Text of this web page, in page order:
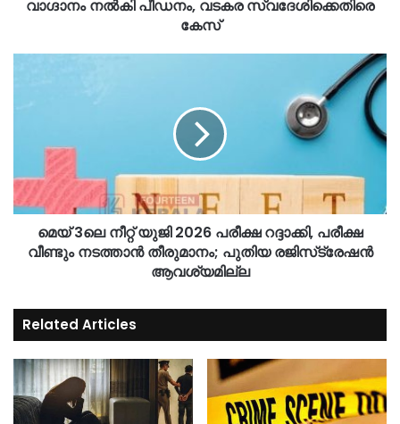
വാഗ്ദാനം നൽകി പീഡനം, വടകര സ്വദേശിക്കെതിരെ
കേസ്
മെയ് 3ലെ നീറ്റ് യുജി 2026 പരീക്ഷ റദ്ദാക്കി, പരീക്ഷ
വീണ്ടും നടത്താൻ തീരുമാനം; പുതിയ രജിസ്‌ട്രേഷൻ
ആവശ്യമില്ല
Related Articles